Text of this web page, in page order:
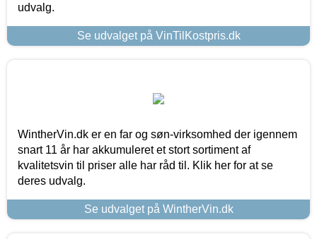
udvalg.
Se udvalget på VinTilKostpris.dk
WintherVin.dk er en far og søn-virksomhed der igennem
snart 11 år har akkumuleret et stort sortiment af
kvalitetsvin til priser alle har råd til. Klik her for at se
deres udvalg.
Se udvalget på WintherVin.dk